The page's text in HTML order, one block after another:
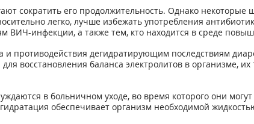
сократить его продолжительность. Однако
легко, лучше избежать употребления
ВИЧ-инфекции, а также тем, кто находится в среде
и противодействия дегидратирующим последствиям
восстановления баланса электролитов в организме,
в больничном уходе, во время которого они
обеспечивает организм необходимой